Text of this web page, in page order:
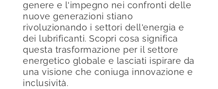
genere e l'impegno nei confronti delle
nuove generazioni stiano
rivoluzionando i settori dell'energia e
dei lubrificanti. Scopri cosa significa
questa trasformazione per il settore
energetico globale e lasciati ispirare da
una visione che coniuga innovazione e
inclusività.